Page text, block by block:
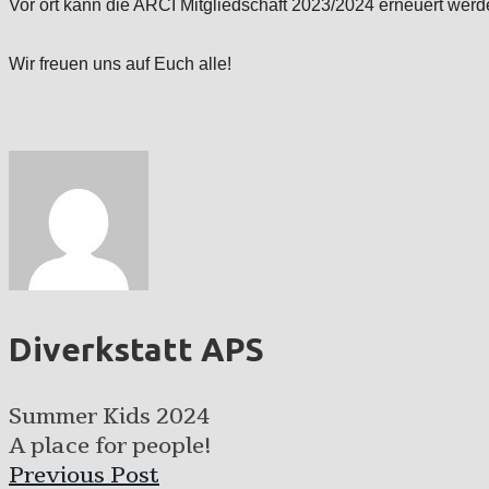
Vor ort kann die ARCI Mitgliedschaft 2023/2024 erneuert
Wir freuen uns auf Euch alle!
Diverkstatt APS
Summer Kids 2024
A place for people!
Previous Post